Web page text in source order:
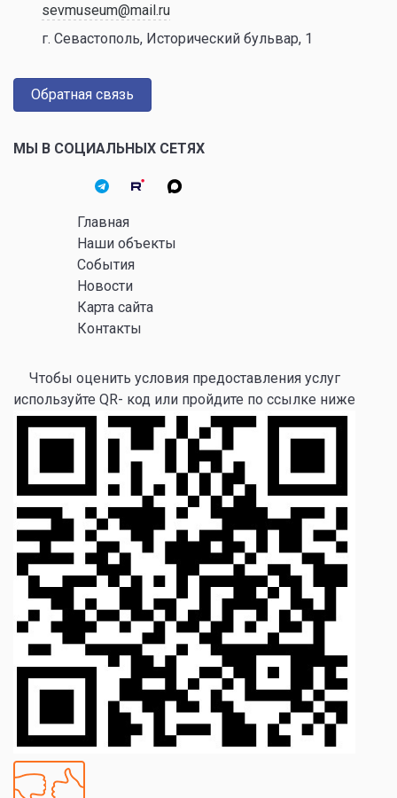
sevmuseum@mail.ru
г. Севастополь, Исторический бульвар, 1
Обратная связь
МЫ В СОЦИАЛЬНЫХ СЕТЯХ
Главная
Наши объекты
События
Новости
Карта сайта
Контакты
Чтобы оценить условия предоставления услуг
используйте QR- код или пройдите по ссылке ниже